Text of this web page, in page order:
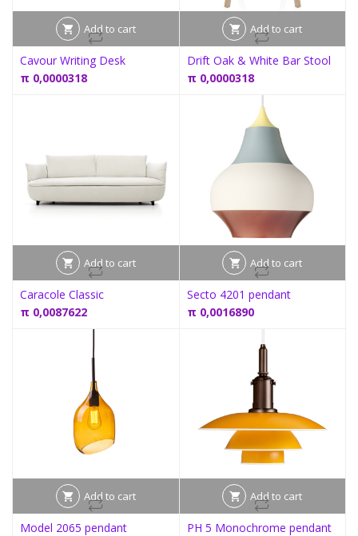
Add to cart
Cavour Writing Desk
π 0,0000318
Add to cart
Drift Oak & White Bar Stool
π 0,0000318
Add to cart
Caracole Classic
π 0,0087622
Add to cart
Secto 4201 pendant
π 0,0016890
Add to cart
Model 2065 pendant
Add to cart
PH 5 Monochrome pendant